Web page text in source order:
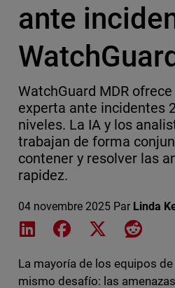
ante
WatchGuard MDR
experta ante incidentes
niveles. La IA y los
trabajan de forma
contener y resolver las
rapidez.
04 novembre 2025 Par Linda
Share on LinkedIn
Share on Facebook
Share on XShare
La mayoría de los equipos de
mismo desafío: las